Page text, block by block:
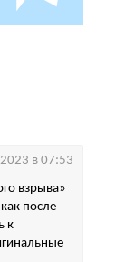
взрыва»
после
к
в 07:53